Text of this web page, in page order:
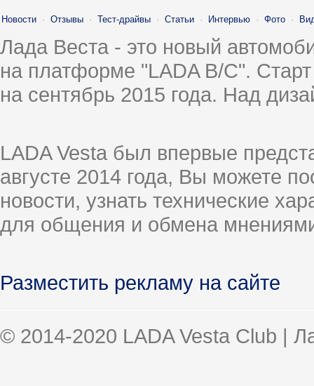
Новости · Отзывы · Тест-драйвы · Статьи · Интервью · Фото ·
Лада Веста - это новый
на платформе "LADA B/C".
на сентябрь 2015 года. Над
LADA Vesta был впервые
августе 2014 года, Вы можете
новости, узнать технические
для общения и обмена
Разместить рекламу на сайте
© 2014-2020 LADA Vesta Club |